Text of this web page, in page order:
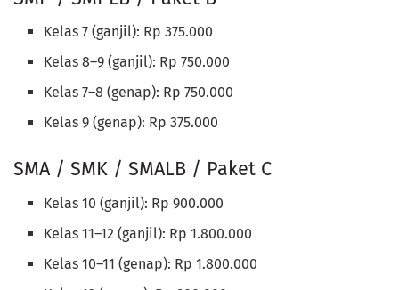
Kelas 7 (ganjil): Rp 375.000
Kelas 8–9 (ganjil): Rp 750.000
Kelas 7–8 (genap): Rp 750.000
Kelas 9 (genap): Rp 375.000
SMA / SMK / SMALB / Paket C
Kelas 10 (ganjil): Rp 900.000
Kelas 11–12 (ganjil): Rp 1.800.000
Kelas 10–11 (genap): Rp 1.800.000